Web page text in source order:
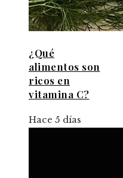
¿Qué
alimentos son
ricos en
vitamina C?
Hace 5 días